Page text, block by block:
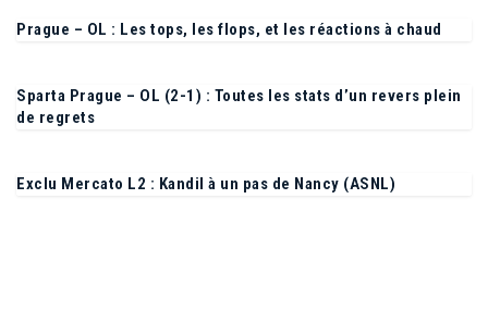
Prague – OL : Les tops, les flops, et les réactions à chaud
Sparta Prague – OL (2-1) : Toutes les stats d’un revers plein
de regrets
Exclu Mercato L2 : Kandil à un pas de Nancy (ASNL)